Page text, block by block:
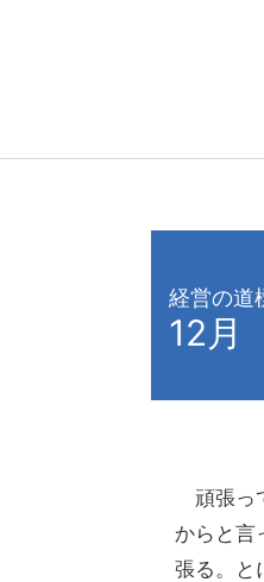
経営の道
12月
頑張っ
からと言
張る。と